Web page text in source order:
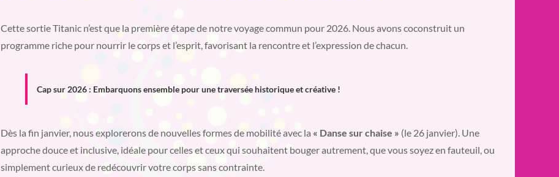
Cette sortie Titanic n’est que la première étape de notre voyage commun pour 2026. Nous avons coconstruit un
programme riche pour nourrir le corps et l’esprit, favorisant la rencontre et l’expression de chacun.
Cap sur 2026 : Embarquons ensemble pour une traversée historique et créative !
Dès la fin janvier, nous explorerons de nouvelles formes de mobilité avec la « Danse sur chaise » (le 26 janvier). Une
approche douce et inclusive, idéale pour celles et ceux qui souhaitent bouger autrement, que vous soyez en fauteuil, ou
simplement curieux de redécouvrir votre corps sans contrainte.